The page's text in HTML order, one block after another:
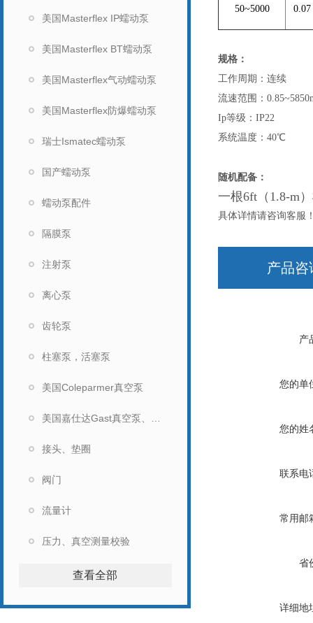
美国Masterflex IP蠕动泵
美国Masterflex BT蠕动泵
美国Masterflex气动蠕动泵
美国Masterflex防爆蠕动泵
瑞士Ismatec蠕动泵
国产蠕动泵
蠕动泵配件
隔膜泵
注射泵
离心泵
齿轮泵
柱塞泵，活塞泵
美国Coleparmer真空泵
接头、垫圈
阀门
流量计
压力、真空测量校验
查看全部
50~5000 0.07
规格：
工作周期：连续
流速范围：
Ip等级：IP22
系统温度：40℃
随机配备：
一根6ft（1.8-m
具体详情请咨询客服
产品咨
产
您的单
您的姓
联系电
常用邮
省
详细地